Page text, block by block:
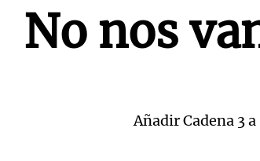
No nos
Añadir Cadena 3 a